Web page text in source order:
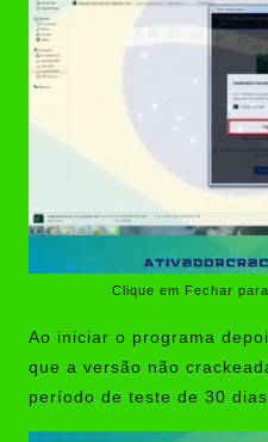
Clique em Fechar
Ao iniciar o programa
que a versão não
período de teste de 30